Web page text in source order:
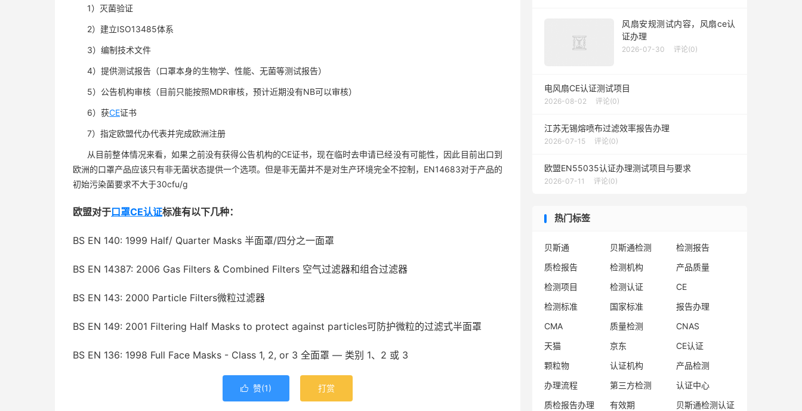
1）灭菌验证
2）建立ISO13485体系
3）编制技术文件
4）提供测试报告（口罩本身的生物学、性能、无菌等测试报告）
5）公告机构审核（目前只能按照MDR审核，预计近期没有NB可以审核）
6）获CE证书
7）指定欧盟代办代表并完成欧洲注册
从目前整体情况来看，如果之前没有获得公告机构的CE证书，现在临时去申请已经没有可能性，因此目前出口到
欧洲的口罩产品应该只有非无菌状态提供一个选项。但是非无菌并不是对生产环境完全不控制，EN14683对于产品的
初始污染菌要求不大于30cfu/g
欧盟对于口罩CE认证标准有以下几种：
BS EN 140: 1999 Half/ Quarter Masks 半面罩/四分之一面罩
BS EN 14387: 2006 Gas Filters & Combined Filters 空气过滤器和组合过滤器
BS EN 143: 2000 Particle Filters微粒过滤器
BS EN 149: 2001 Filtering Half Masks to protect against particles可防护微粒的过滤式半面罩
BS EN 136: 1998 Full Face Masks - Class 1, 2, or 3 全面罩 — 类别 1、2 或 3
 赞(1) 打赏
风扇安规测试内容，风扇ce认
证办理
2026-07-30 评论(0)
电风扇CE认证测试项目
2026-08-02 评论(0)
江苏无锡熔喷布过滤效率报告办理
2026-07-15 评论(0)
欧盟EN55035认证办理测试项目与要求
2026-07-11 评论(0)
热门标签
贝斯通 贝斯通检测
检测报告
质检报告
检测机构
产品质量
检测项目
检测认证
CE
检测标准
国家标准
报告办理
CMA
质量检测
CNAS
天猫
京东
CE认证
颗粒物
认证机构
产品检测
办理流程
第三方检测
认证中心
质检报告办理
有效期
贝斯通检测认证